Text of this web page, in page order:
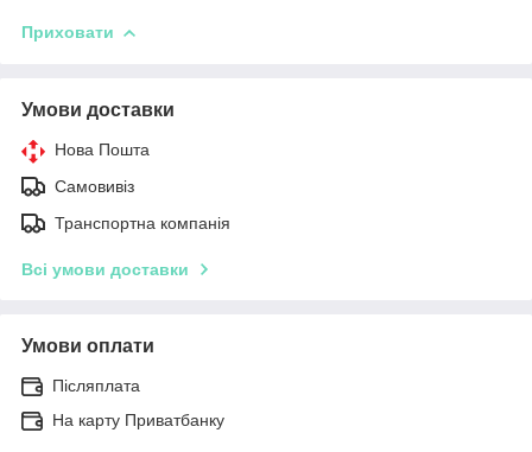
Приховати
Умови доставки
Нова Пошта
Самовивіз
Транспортна компанія
Всі умови доставки
Умови оплати
Післяплата
На карту Приватбанку